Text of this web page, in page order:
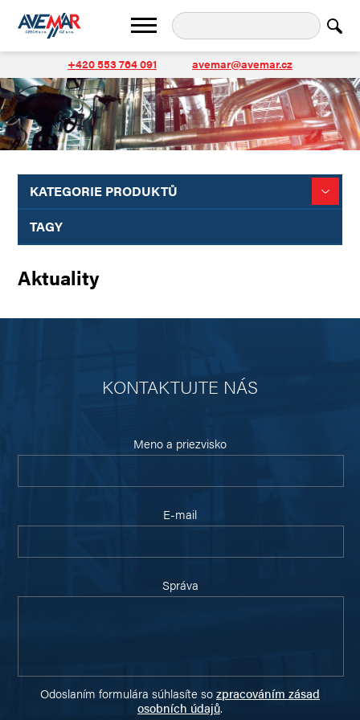
+420 553 764 091 avemar@avemar.cz
KATEGORIE PRODUKTŮ
TAGY
Aktuality
KONTAKTUJTE NÁS
Meno a priezvisko
E-mail
Správa
Odoslaním formulára súhlasíte sozpracováním zásad
osobních údajů.